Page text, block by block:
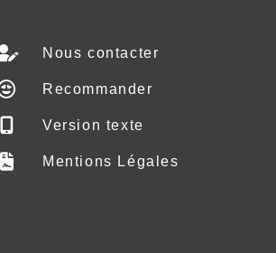
Nous contacter
Recommander
Version texte
Mentions Légales